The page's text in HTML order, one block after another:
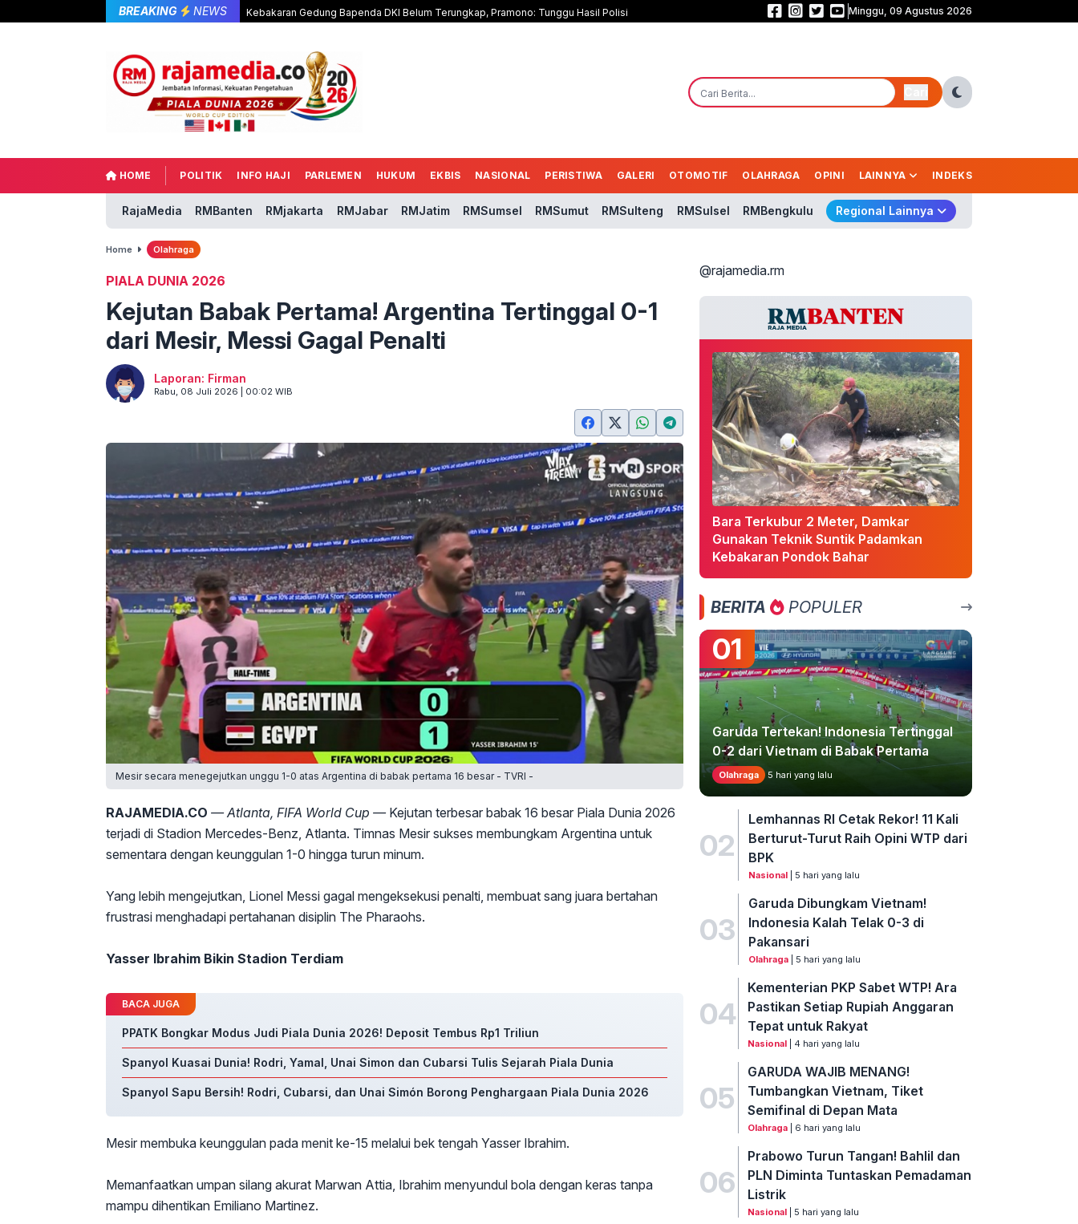
BREAKING NEWS Kebakaran Gedung Bapenda DKI Belum Terungkap, Pramono: Tunggu Hasil Polisi Persija Bidik Trofi Liga sebagai Kado Jakarta di Usia 500 Tahun
Minggu, 09 Agustus 2026
HOME POLITIK INFO HAJI PARLEMEN HUKUM EKBIS NASIONAL PERISTIWA GALERI OTOMOTIF OLAHRAGA OPINI LAINNYA INDEKS
RajaMedia RMBanten RMjakarta RMJabar RMJatim RMSumsel RMSumut RMSulteng RMSulsel RMBengkulu Regional Lainnya
Home Olahraga
PIALA DUNIA 2026
Kejutan Babak Pertama! Argentina Tertinggal 0-1
dari Mesir, Messi Gagal Penalti
Laporan: Firman
Rabu, 08 Juli 2026 | 00:02 WIB
Mesir secara menegejutkan unggu 1-0 atas Argentina di babak pertama 16 besar - TVRI -
RAJAMEDIA.CO — Atlanta, FIFA World Cup — Kejutan terbesar babak 16 besar Piala Dunia 2026
terjadi di Stadion Mercedes-Benz, Atlanta. Timnas Mesir sukses membungkam Argentina untuk
sementara dengan keunggulan 1-0 hingga turun minum.
Yang lebih mengejutkan, Lionel Messi gagal mengeksekusi penalti, membuat sang juara bertahan
frustrasi menghadapi pertahanan disiplin The Pharaohs.
Yasser Ibrahim Bikin Stadion Terdiam
BACA JUGA
PPATK Bongkar Modus Judi Piala Dunia 2026! Deposit Tembus Rp1 Triliun
Spanyol Kuasai Dunia! Rodri, Yamal, Unai Simon dan Cubarsi Tulis Sejarah Piala Dunia
Spanyol Sapu Bersih! Rodri, Cubarsi, dan Unai Simón Borong Penghargaan Piala Dunia 2026
Mesir membuka keunggulan pada menit ke-15 melalui bek tengah Yasser Ibrahim.
Memanfaatkan umpan silang akurat Marwan Attia, Ibrahim menyundul bola dengan keras tanpa
mampu dihentikan Emiliano Martinez.
@rajamedia.rm
Bara Terkubur 2 Meter, Damkar
Gunakan Teknik Suntik Padamkan
Kebakaran Pondok Bahar
BERITA POPULER
01
Garuda Tertekan! Indonesia Tertinggal
0-2 dari Vietnam di Babak Pertama
Olahraga 5 hari yang lalu
02
Lemhannas RI Cetak Rekor! 11 Kali
Berturut-Turut Raih Opini WTP dari
BPK
Nasional| 5 hari yang lalu
03
Garuda Dibungkam Vietnam!
Indonesia Kalah Telak 0-3 di
Pakansari
Olahraga| 5 hari yang lalu
04
Kementerian PKP Sabet WTP! Ara
Pastikan Setiap Rupiah Anggaran
Tepat untuk Rakyat
Nasional | 4 hari yang lalu
05
GARUDA WAJIB MENANG!
Tumbangkan Vietnam, Tiket
Semifinal di Depan Mata
Olahraga | 6 hari yang lalu
06
Prabowo Turun Tangan! Bahlil dan
PLN Diminta Tuntaskan Pemadaman
Listrik
Nasional | 5 hari yang lalu